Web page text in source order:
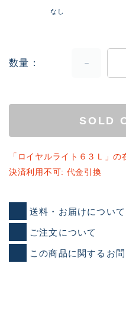
なし
数量
SOLD
「ロイヤルライト６３Ｌ」の
決済利用不可: 代金引換
送料・お届けについて
ご注文について
この商品に関するお